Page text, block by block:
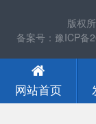
版权
备案号：豫ICP备
网站首页